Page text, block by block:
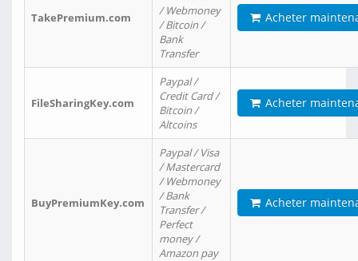
TakePremium.com
/ Webmoney
/ Bitcoin /
Bank
Transfer
Acheter
FileSharingKey.com
Paypal /
Credit Card /
Bitcoin /
Altcoins
Acheter
BuyPremiumKey.com
Paypal / Visa
/ Mastercard
/ Webmoney
/ Bank
Transfer /
Perfect
money /
Amazon pay
Acheter